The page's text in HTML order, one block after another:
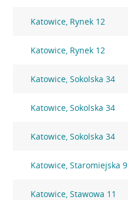
Katowice, Rynek 12
Katowice, Rynek 12
Katowice, Sokolska 34
Katowice, Sokolska 34
Katowice, Sokolska 34
Katowice, Staromiejska 9
Katowice, Stawowa 11